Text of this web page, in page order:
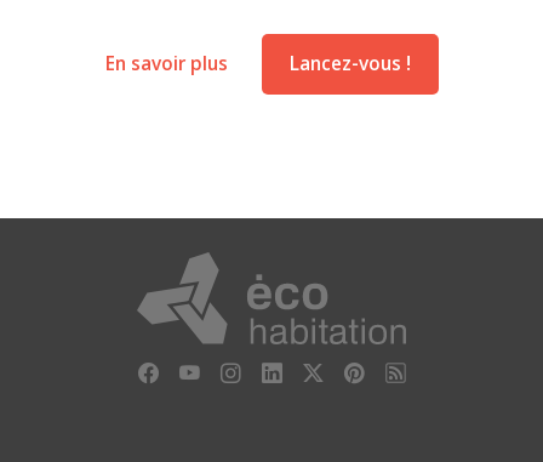
En savoir plus Lancez-vous !